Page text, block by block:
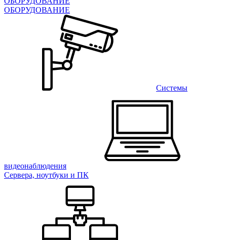
ОБОРУДОВАНИЕ
Системы
видеонаблюдения
Сервера, ноутбуки и ПК